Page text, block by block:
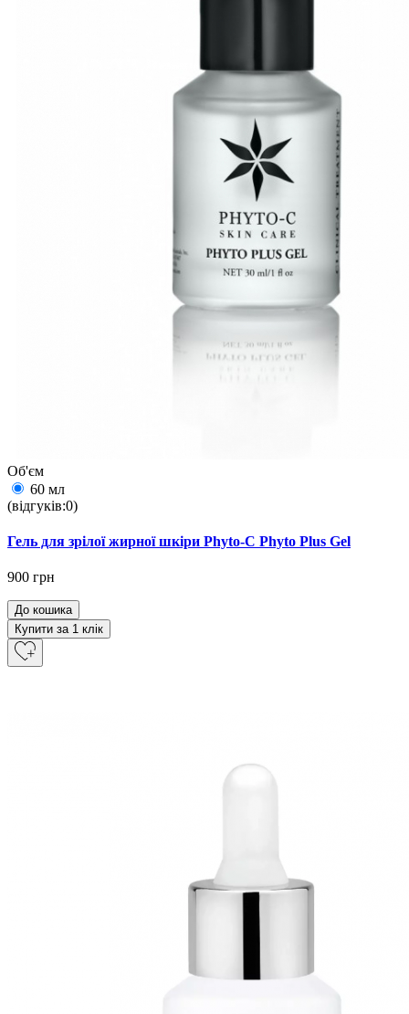
Об'єм
60 мл
(відгуків:0)
Гель для зрілої жирної шкіри Phyto-C Phyto Plus Gel
900 грн
До кошика
Купити за 1 клiк